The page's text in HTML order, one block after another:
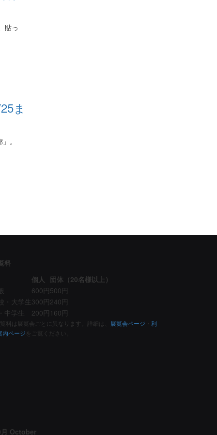
貼っ
ま
。
料
個人
団体（20名様以上）
600円500円
・大学生300円240円
中学生
200円 160円
料は展覧会ごとに異なります。詳細は、 展覧会ページ ・ 利
内ページをご覧ください。
月 October